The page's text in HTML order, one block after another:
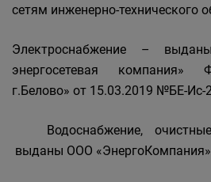
сетям инженерно-технического
Электроснабжение –
энергосетевая компания»
г.Белово» от 15.03.2019 №БЕ-Ис-
Водоснабжение,
выданы ООО